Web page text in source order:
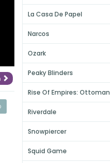
La Casa De Papel
Narcos
Ozark
Peaky Blinders
Rise Of Empires: Ottoman
Riverdale
Snowpiercer
Squid Game